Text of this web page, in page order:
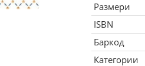
Размери
ISBN
Баркод
Категории